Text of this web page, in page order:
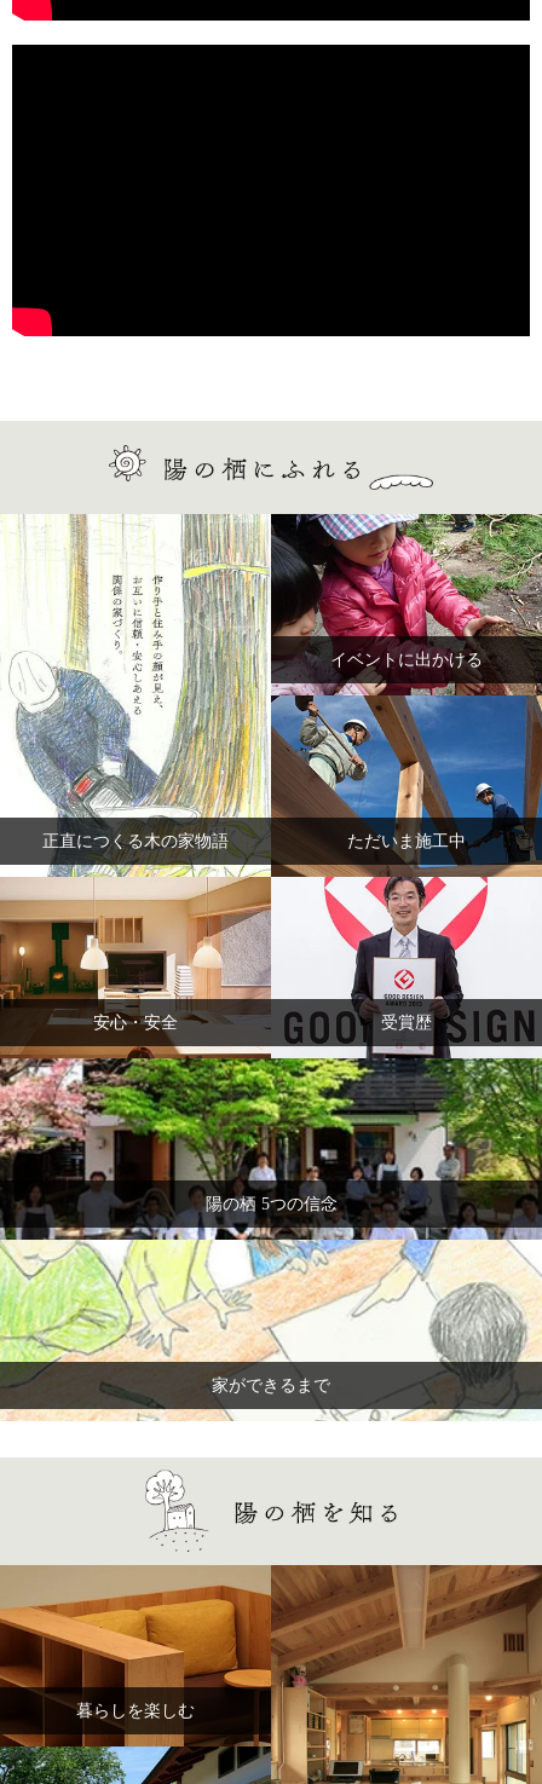
正直につくる木の家物語
イベントに出かける
ただいま施工中
安心・安全 受賞歴
陽の栖 5つの信念
家ができるまで
暮らしを楽しむ